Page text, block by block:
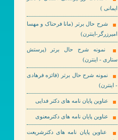
ایمانی )
شرح حال برتر (مانا فرحناک و مهسا
امیرزرگر-اینترن)
نمونه شرح حال برتر (پرستش
ستاری - اینترن)
نمونه شرح حال برتر (فائزه فرهادی
- اینترن)
عناوین پایان نامه های دکتر فدایی
عناوین پایان نامه های دکترمعنوی
عناوین پایان نامه های دکترشریعت